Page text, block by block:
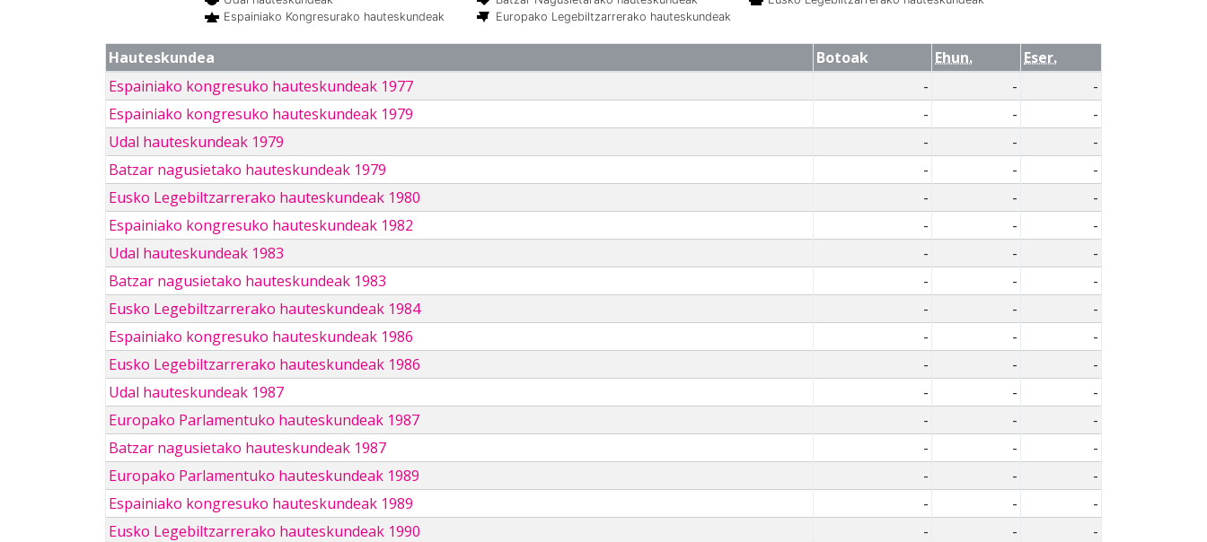
Espainiako Kongresurako hauteskundeak
Europako Legebiltzarrerako hauteskundeak
Hauteskundea Botoak Ehun.
Eser.
Espainiako kongresuko hauteskundeak 1977
- -
-
Espainiako kongresuko hauteskundeak 1979
- -
-
Udal hauteskundeak 1979
- -
-
Batzar nagusietako hauteskundeak 1979
- -
-
Eusko Legebiltzarrerako hauteskundeak 1980
- -
-
Espainiako kongresuko hauteskundeak 1982
- -
-
Udal hauteskundeak 1983
- -
-
Batzar nagusietako hauteskundeak 1983
- -
-
Eusko Legebiltzarrerako hauteskundeak 1984
- -
-
Espainiako kongresuko hauteskundeak 1986
- -
-
Eusko Legebiltzarrerako hauteskundeak 1986
- -
-
Udal hauteskundeak 1987
- -
-
Europako Parlamentuko hauteskundeak 1987
- -
-
Batzar nagusietako hauteskundeak 1987
- -
-
Europako Parlamentuko hauteskundeak 1989
- -
-
Espainiako kongresuko hauteskundeak 1989
- -
-
Eusko Legebiltzarrerako hauteskundeak 1990
- -
-